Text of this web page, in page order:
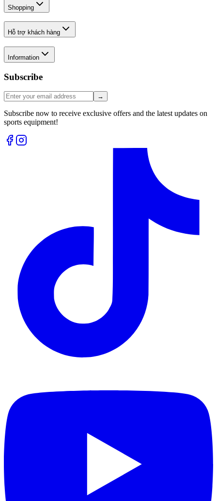
Shopping
Hỗ trợ khách hàng
Information
Subscribe
→
Subscribe now to receive exclusive offers and the latest updates on
sports equipment!